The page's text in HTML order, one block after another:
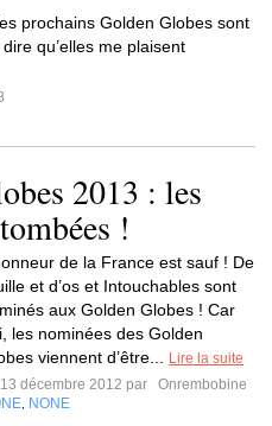
prochains Golden Globes sont
qu’elles me plaisent
2013 : les
!
de la France est sauf ! De
et d’os et Intouchables sont
aux Golden Globes ! Car
les nominées des Golden
viennent d’être...
Lire la suite
décembre 2012 par
Onrembobine
NONE